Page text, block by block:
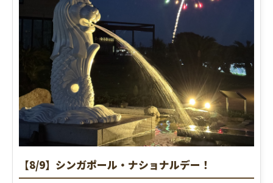
【8/9】シンガポール・ナショナルデー！